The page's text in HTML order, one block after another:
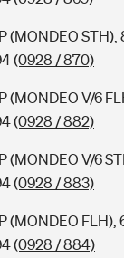
(MONDEO STH),
(0928 / 870)
(MONDEO V/6
(0928 / 882)
(MONDEO V/6
(0928 / 883)
(MONDEO FLH),
(0928 / 884)